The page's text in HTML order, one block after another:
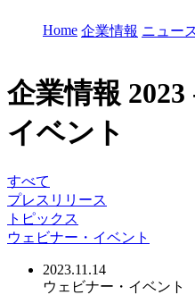
Home 企業情報 ニュー
企業情報
イベント
すべて
プレスリリース
トピックス
ウェビナー・イベント
2023.11.14
ウェビナー・イベント